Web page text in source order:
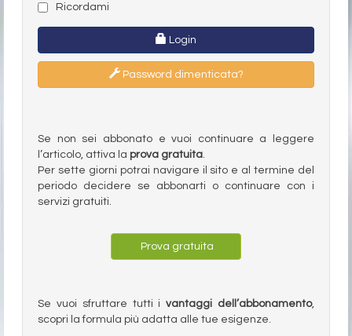
Ricordami
Login
Password dimenticata?
Se non sei abbonato e vuoi continuare a leggere
l’articolo, attiva la prova gratuita.
Per sette giorni potrai navigare il sito e al termine del
periodo decidere se abbonarti o continuare con i
servizi gratuiti.
Prova gratuita
Se vuoi sfruttare tutti ivantaggi dell’abbonamento,
scopri la formula più adatta alle tue esigenze.